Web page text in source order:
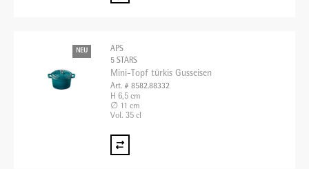
NEU
APS
5 STARS
Mini-Topf türkis Gusseisen
Art. # 8582.88332
H 6,5 cm
∅ 11 cm
Vol. 35 cl